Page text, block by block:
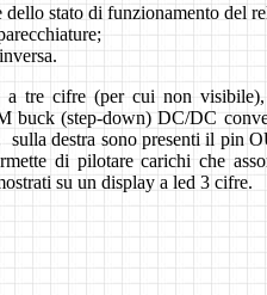
stato di funzionamento del
tre cifre (per cui non
buck (step-down) DC/DC
destra sono presenti il pin
di pilotare carichi che
su un display a led 3 cifre.